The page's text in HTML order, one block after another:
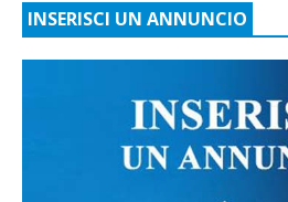
INSERISCI UN ANNUNCIO